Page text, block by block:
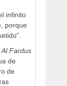
infinito
porque
Al Fardus
de
de